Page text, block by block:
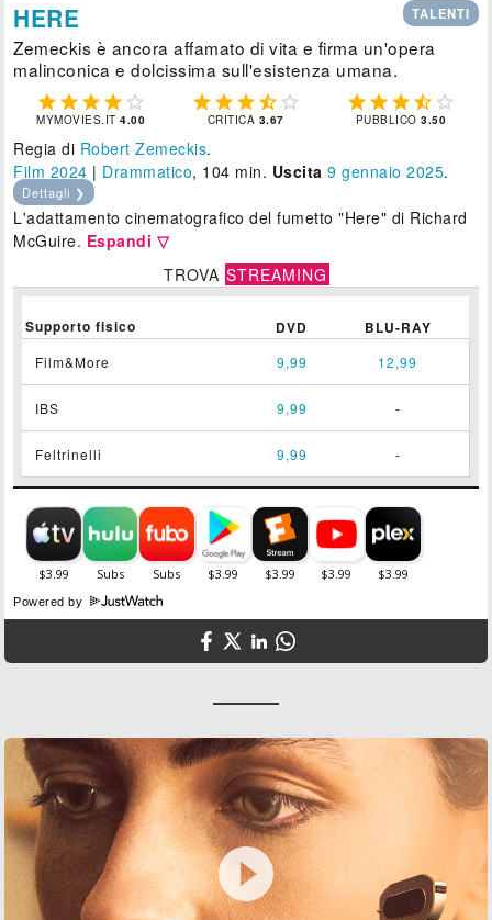
TALENTI
HERE
Zemeckis è ancora affamato di vita e firma un'opera
malinconica e dolcissima sull'esistenza umana.
    
MYMOVIES.IT4.00
    
CRITICA 3.67
    
PUBBLICO3.50
Regia di Robert Zemeckis.
Film 2024 | Drammatico, 104 min. Uscita 9 gennaio 2025.
Dettagli ❯
L'adattamento cinematografico del fumetto "Here" di Richard
McGuire. Espandi ▽
TROVA STREAMING
Supporto fisico DVD BLU-RAY
Film&More 9,99 12,99
IBS 9,99 -
Feltrinelli 9,99 -
Powered by
